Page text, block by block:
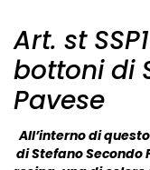
Nastri, fettucce,
Pizzi (11)
Prodotti per la
Ricamo (119)
Canovacci
Art. st
bottoni di
Pavese
All’interno di
di Stefano